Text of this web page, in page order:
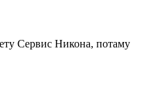
Сервис Никона, потаму